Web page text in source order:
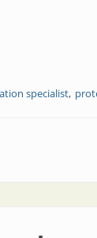
specialist
todo el